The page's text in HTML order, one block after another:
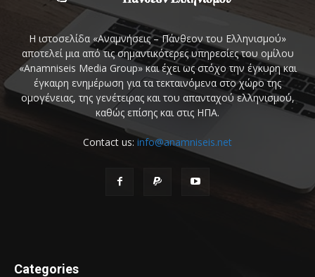
Η ιστοσελίδα «Αναμνήσεις – Πάνθεον του Ελληνισμού»
αποτελεί μια από τις σημαντικότερες υπηρεσίες του ομίλου
«Anamniseis Media Group» και έχει ως στόχο την έγκυρη και
έγκαιρη ενημέρωση για τα τεκταινόμενα στο χώρο της
ομογένειας, της γενέτειρας και του απανταχού ελληνισμού,
καθώς επίσης και στις ΗΠΑ.
Contact us: info@anamniseis.net
Categories